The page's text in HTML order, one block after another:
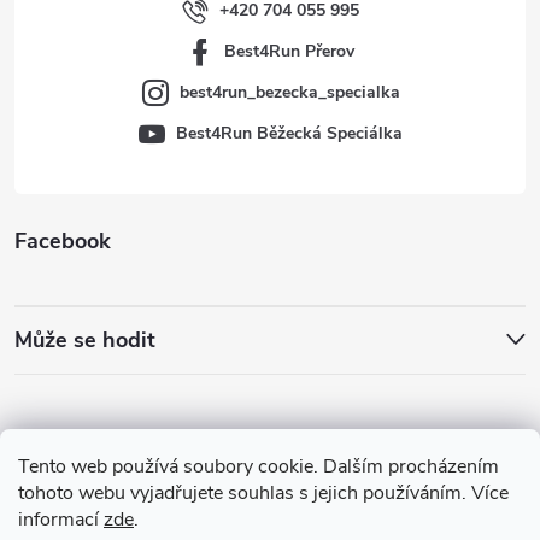
Tento web používá soubory cookie. Dalším procházením
tohoto webu vyjadřujete souhlas s jejich používáním. Více
informacízde.
Facebook
Může se hodit
+420 704 055 995
Best4Run Přerov
best4run_bezecka_specialka
Best4Run Běžecká Speciálka